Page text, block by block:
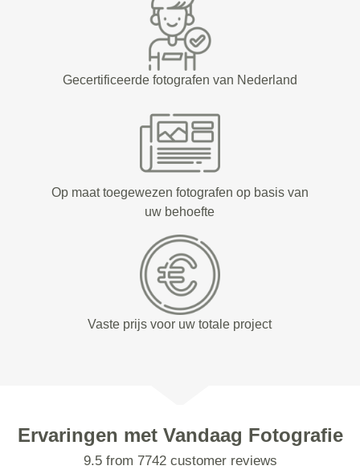
Gecertificeerde fotografen van Nederland
Op maat toegewezen fotografen op basis van
uw behoefte
Vaste prijs voor uw totale project
Ervaringen met Vandaag Fotografie
9.5 from 7742 customer reviews